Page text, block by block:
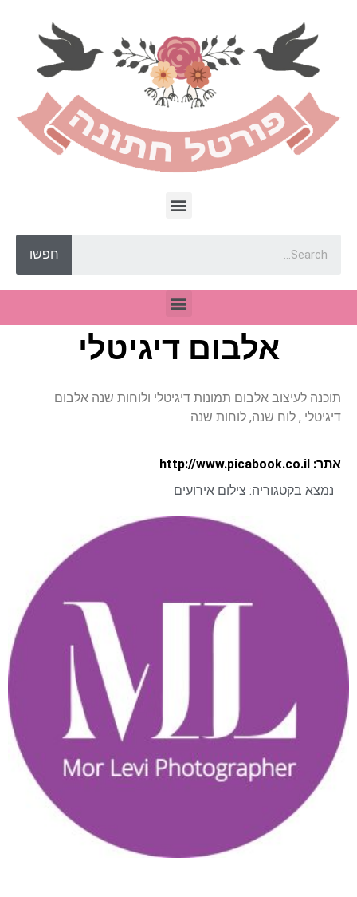
חפשו
אלבום דיגיטלי
תוכנה לעיצוב אלבום תמונות דיגיטלי ולוחות שנה אלבום
דיגיטלי , לוח שנה, לוחות שנה
אתר: http://www.picabook.co.il
נמצא בקטגוריה: צילום אירועים